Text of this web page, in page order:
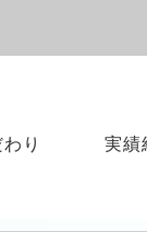
り 実績